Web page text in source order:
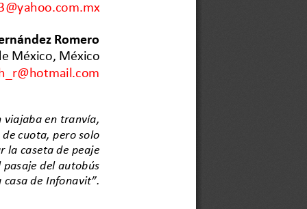
Romero
México, México
viajaba en tranvía,
cuota, pero solo
la caseta de peaje
del autobús
casa de Infonavit”.